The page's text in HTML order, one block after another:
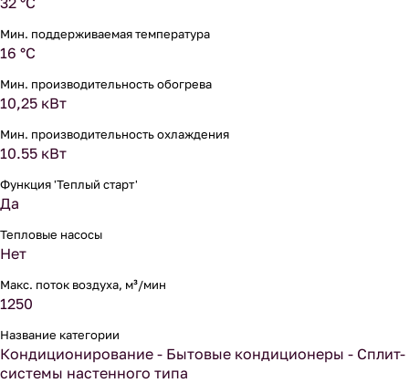
Мин. поддерживаемая температура
16 °С
Мин. производительность обогрева
10,25 кВт
Мин. производительность охлаждения
10.55 кВт
Функция 'Теплый старт'
Да
Тепловые насосы
Нет
Макс. поток воздуха, м³/мин
1250
Название категории
Кондиционирование - Бытовые кондиционеры - Сплит-
системы настенного типа